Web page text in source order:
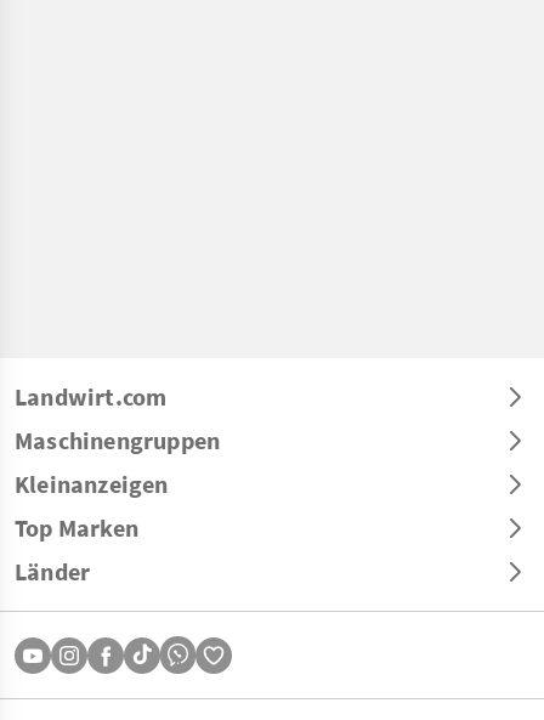
Landwirt.com
Maschinengruppen
Kleinanzeigen
Top Marken
Länder